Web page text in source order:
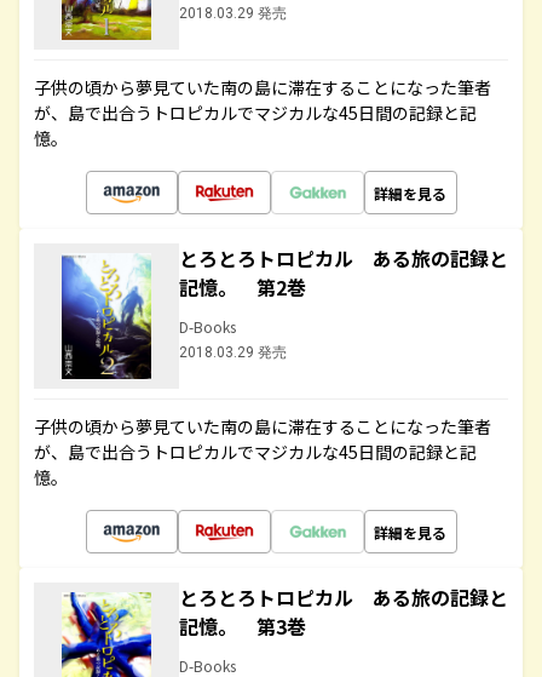
2018.03.29 発売
子供の頃から夢見ていた南の島に滞在することになった筆者
が、島で出合うトロピカルでマジカルな45日間の記録と記
憶。
詳細を見る
とろとろトロピカル ある旅の記録と
記憶。 第2巻
D-Books
2018.03.29 発売
子供の頃から夢見ていた南の島に滞在することになった筆者
が、島で出合うトロピカルでマジカルな45日間の記録と記
憶。
詳細を見る
とろとろトロピカル ある旅の記録と
記憶。 第3巻
D-Books